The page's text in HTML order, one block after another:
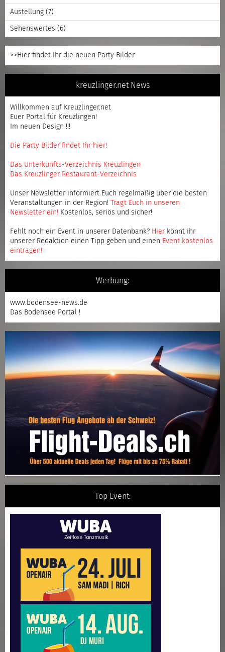
Austellung (7)
Sehenswertes (6)
>>Hier findet Ihr die neuen Party Bilder
kreuzlinger.net News
Willkommen auf Kreuzlinger.net
Euer Portal für Kreuzlingen!
Im neuen Design !!!
Die Party Bilder findet Ihr hier!
Das Unterkunfts-Verzeichnis Kreuzlingen
Das Kreuzlinger Restaurant-Verzeichnis
Unser Newsletter informiert Euch regelmäßig über die besten
Veranstaltungen in der Region!
Tragt Euch in unseren
Newsletter ein! Kostenlos, seriös und sicher!
Fehlt noch ein Event in unserer Datenbank? Hier könnt ihr
unserer Redaktion einen Tipp geben und einen Event kostenlos
eintragen!
Werbung:
www.bodensee-news.de
Das Bodensee Portal !
Top Event: